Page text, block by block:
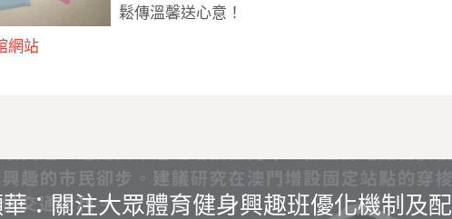
鬆傳溫馨送心意！
網站
華：關注大眾體育健身興趣班優化機制及配